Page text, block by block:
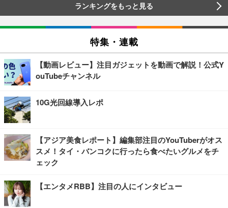
ランキングをもっと見る
特集・連載
【動画レビュー】注目ガジェットを動画で解説！公式Y
ouTubeチャンネル
10G光回線導入レポ
【アジア美食レポート】編集部注目のYouTuberがオス
スメ！タイ・バンコクに行ったら食べたいグルメをチ
ェック
【エンタメRBB】注目の人にインタビュー